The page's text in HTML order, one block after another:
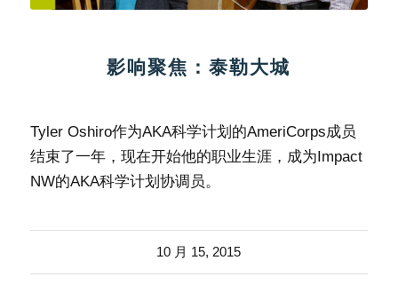
影响聚焦：泰勒大城
Tyler Oshiro作为AKA科学计划的AmeriCorps成员
结束了一年，现在开始他的职业生涯，成为Impact
NW的AKA科学计划协调员。
10 月 15, 2015